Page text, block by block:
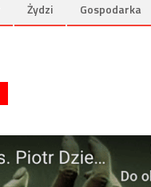
Żydzi Gospodarka